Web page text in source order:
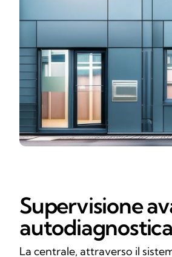
Supervisione
La centrale, attraverso il